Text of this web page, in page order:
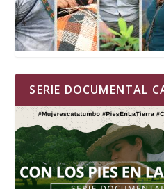
SERIE DOCUMENTAL